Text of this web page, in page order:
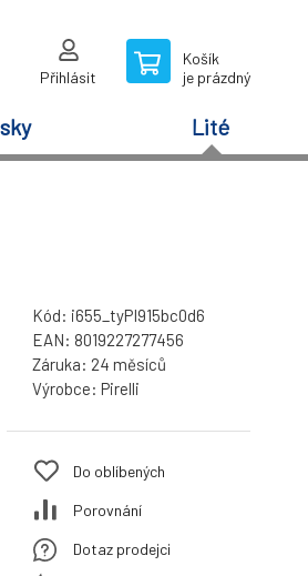
Přihlásit
Košík
je prázdný
Lité
Kód: i655_tyPI915bc0d6
EAN: 8019227277456
Záruka: 24 měsíců
Výrobce: Pirelli
Do oblíbených
Porovnání
Dotaz prodejci